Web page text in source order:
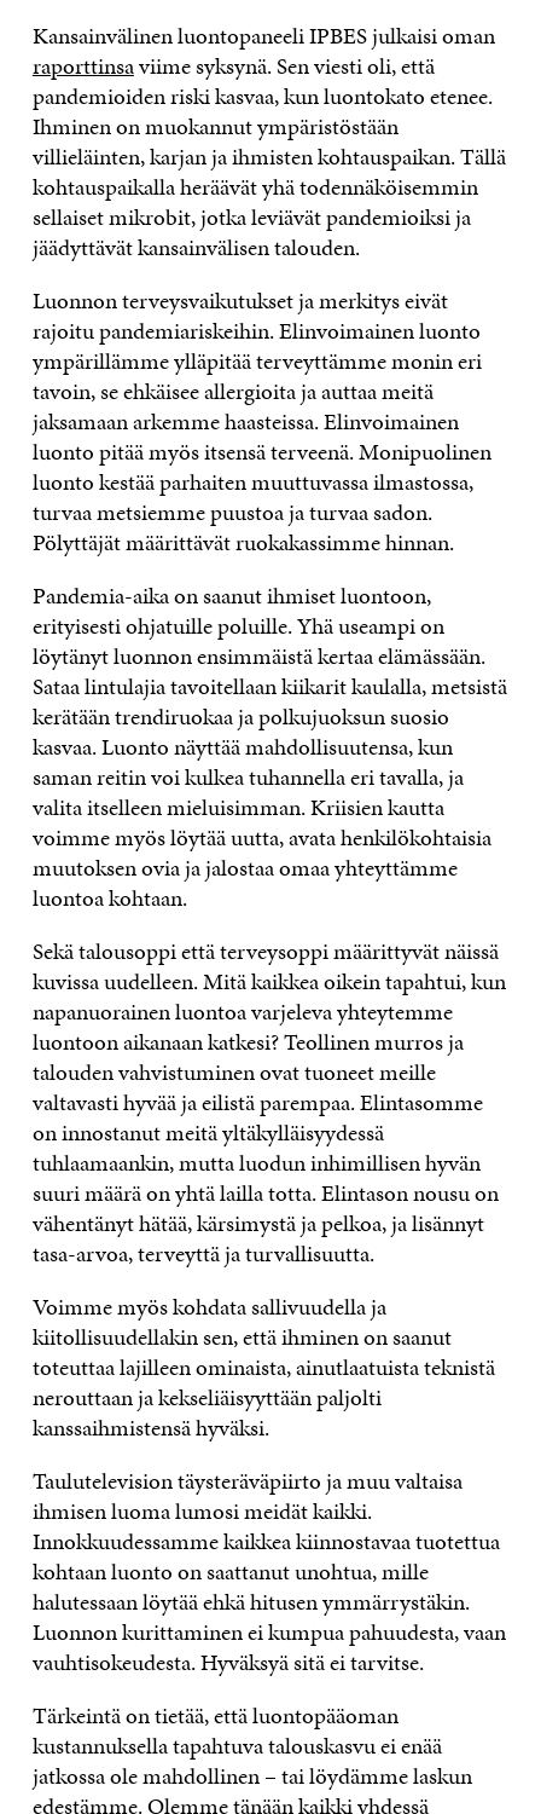
Kansainvälinen luontopaneeli IPBES julkaisi oman
raporttinsaviime syksynä. Sen viesti oli, että
pandemioiden riski kasvaa, kun luontokato etenee.
Ihminen on muokannut ympäristöstään
villieläinten, karjan ja ihmisten kohtauspaikan. Tällä
kohtauspaikalla heräävät yhä todennäköisemmin
sellaiset mikrobit, jotka leviävät pandemioiksi ja
jäädyttävät kansainvälisen talouden.
Luonnon terveysvaikutukset ja merkitys eivät
rajoitu pandemiariskeihin. Elinvoimainen luonto
ympärillämme ylläpitää terveyttämme monin eri
tavoin, se ehkäisee allergioita ja auttaa meitä
jaksamaan arkemme haasteissa. Elinvoimainen
luonto pitää myös itsensä terveenä. Monipuolinen
luonto kestää parhaiten muuttuvassa ilmastossa,
turvaa metsiemme puustoa ja turvaa sadon.
Pölyttäjät määrittävät ruokakassimme hinnan.
Pandemia-aika on saanut ihmiset luontoon,
erityisesti ohjatuille poluille. Yhä useampi on
löytänyt luonnon ensimmäistä kertaa elämässään.
Sataa lintulajia tavoitellaan kiikarit kaulalla, metsistä
kerätään trendiruokaa ja polkujuoksun suosio
kasvaa. Luonto näyttää mahdollisuutensa, kun
saman reitin voi kulkea tuhannella eri tavalla, ja
valita itselleen mieluisimman. Kriisien kautta
voimme myös löytää uutta, avata henkilökohtaisia
muutoksen ovia ja jalostaa omaa yhteyttämme
luontoa kohtaan.
Sekä talousoppi että terveysoppi määrittyvät näissä
kuvissa uudelleen. Mitä kaikkea oikein tapahtui, kun
napanuorainen luontoa varjeleva yhteytemme
luontoon aikanaan katkesi? Teollinen murros ja
talouden vahvistuminen ovat tuoneet meille
valtavasti hyvää ja eilistä parempaa. Elintasomme
on innostanut meitä yltäkylläisyydessä
tuhlaamaankin, mutta luodun inhimillisen hyvän
suuri määrä on yhtä lailla totta. Elintason nousu on
vähentänyt hätää, kärsimystä ja pelkoa, ja lisännyt
tasa-arvoa, terveyttä ja turvallisuutta.
Voimme myös kohdata sallivuudella ja
kiitollisuudellakin sen, että ihminen on saanut
toteuttaa lajilleen ominaista, ainutlaatuista teknistä
nerouttaan ja kekseliäisyyttään paljolti
kanssaihmistensä hyväksi.
Taulutelevision täysteräväpiirto ja muu valtaisa
ihmisen luoma lumosi meidät kaikki.
Innokkuudessamme kaikkea kiinnostavaa tuotettua
kohtaan luonto on saattanut unohtua, mille
halutessaan löytää ehkä hitusen ymmärrystäkin.
Luonnon kurittaminen ei kumpua pahuudesta, vaan
vauhtisokeudesta. Hyväksyä sitä ei tarvitse.
Tärkeintä on tietää, että luontopääoman
kustannuksella tapahtuva talouskasvu ei enää
jatkossa ole mahdollinen – tai löydämme laskun
edestämme. Olemme tänään kaikki yhdessä